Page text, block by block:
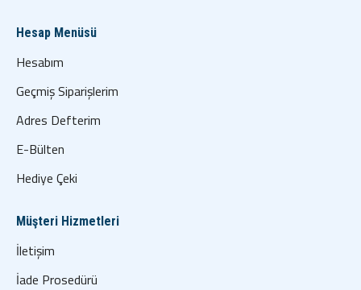
Hesap Menüsü
Hesabım
Geçmiş Siparişlerim
Adres Defterim
E-Bülten
Hediye Çeki
Müşteri Hizmetleri
İletişim
İade Prosedürü